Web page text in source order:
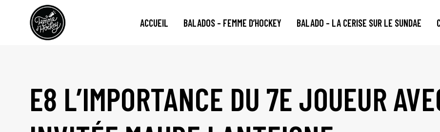
ACCUEIL BALADOS – FEMME D’HOCKEY BALADO – LA CERISE SUR LE SUNDAE
E8 L’IMPORTANCE DU 7E JOUEUR